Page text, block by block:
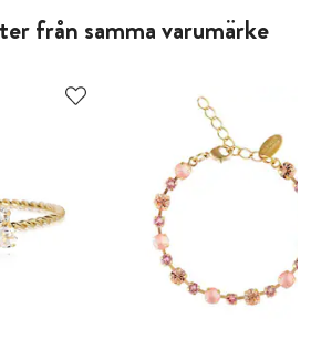
från samma varumärke